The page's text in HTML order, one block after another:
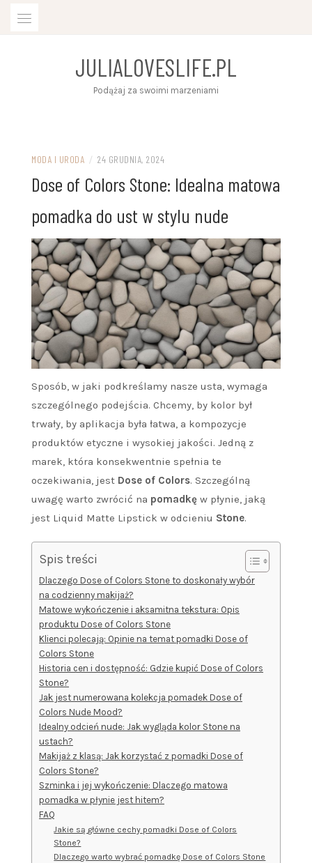
JULIALOVESLIFE.PL
Podążaj za swoimi marzeniami
MODA I URODA / 24 GRUDNIA, 2024
Dose of Colors Stone: Idealna matowa
pomadka do ust w stylu nude
Sposób, w jaki podkreślamy nasze usta, wymaga
szczególnego podejścia. Chcemy, by kolor był
trwały, by aplikacja była łatwa, a kompozycje
produktów etyczne i wysokiej jakości. Jedną z
marek, która konsekwentnie spełnia te
oczekiwania, jest Dose of Colors. Szczególną
uwagę warto zwrócić na pomadkę w płynie, jaką
jest Liquid Matte Lipstick w odcieniu Stone.
Spis treści
Dlaczego Dose of Colors Stone to doskonały wybór
na codzienny makijaż?
Matowe wykończenie i aksamitna tekstura: Opis
produktu Dose of Colors Stone
Klienci polecają: Opinie na temat pomadki Dose of
Colors Stone
Historia cen i dostępność: Gdzie kupić Dose of Colors
Stone?
Jak jest numerowana kolekcja pomadek Dose of
Colors Nude Mood?
Idealny odcień nude: Jak wygląda kolor Stone na
ustach?
Makijaż z klasą: Jak korzystać z pomadki Dose of
Colors Stone?
Szminka i jej wykończenie: Dlaczego matowa
pomadka w płynie jest hitem?
FAQ
Jakie są główne cechy pomadki Dose of Colors
Stone?
Dlaczego warto wybrać pomadkę Dose of Colors Stone